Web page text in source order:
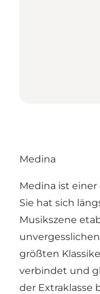
Medina
Medina ist
Sie hat sich
Musikszene
größten
verbindet und
der Extraklasse